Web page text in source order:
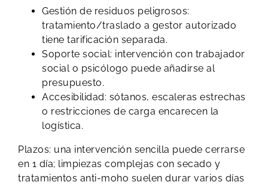
Gestión de residuos peligrosos:
tratamiento/traslado a gestor autorizado
tiene tarificación separada.
Soporte social: intervención con trabajador
social o psicólogo puede añadirse al
presupuesto.
Accesibilidad: sótanos, escaleras estrechas
o restricciones de carga encarecen la
logística.
Plazos: una intervención sencilla puede cerrarse
en 1 día; limpiezas complejas con secado y
tratamientos anti-moho suelen durar varios días